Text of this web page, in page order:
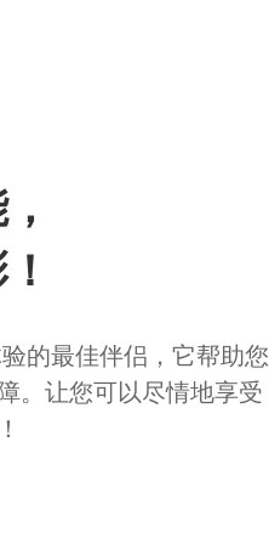
的最佳伴侣，它帮助您
。让您可以尽情地享受